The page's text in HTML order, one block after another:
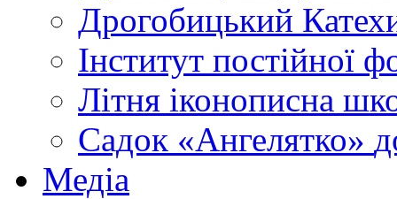
Дрогобицький
Інститут постійної
Літня іконописна
Садок «Ангелятко»
Медіа